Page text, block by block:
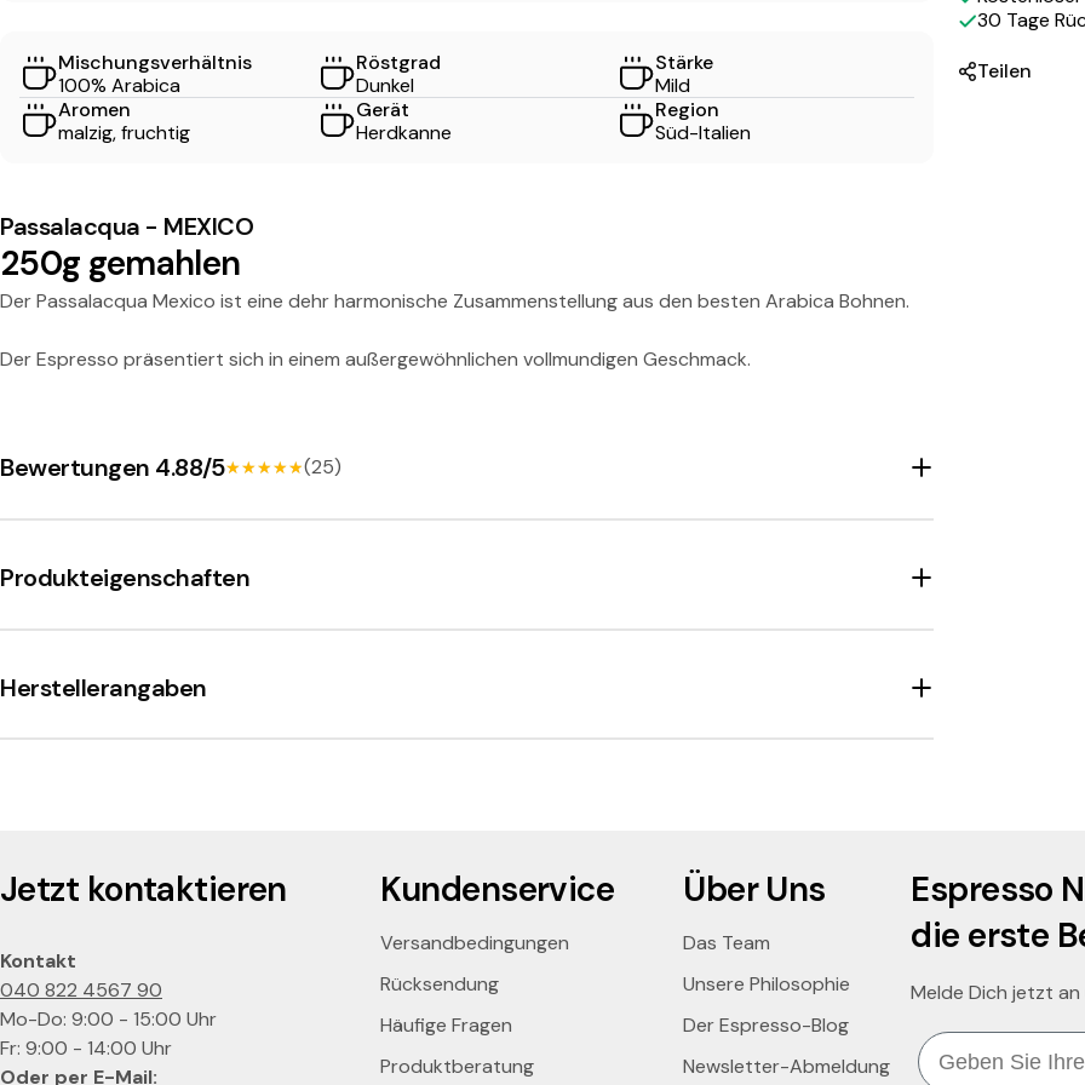
X
O
E
s
r
s
s
o
Mischungsverhältnis
100% Arabica
Röstgrad
Dunkel
Stärke
Mild
Aromen
malzig, fruchtig
Gerät
Herdkanne
Region
Süd-Italien
Passalacqua - MEXICO
250g gemahlen
Der Passalacqua Mexico ist eine dehr harmonische Zusammenstellung aus den besten Arabica Bohnen.
Der Espresso präsentiert sich in einem außergewöhnlichen vollmundigen Geschmack.
Bewertungen 4.88/5★★★★★
★★★★★(25)
Produkteigenschaften
Herstellerangaben
30 Tage
Teilen
Jetzt kontaktieren
Kontakt
040 822 4567 90
Mo-Do: 9:00 - 15:00 Uhr
Fr: 9:00 - 14:00 Uhr
Oder per E-Mail:
Kundenservice
Versandbedingungen
Rücksendung
Häufige Fragen
Produktberatung
Über Uns
Das Team
Unsere Philosophie
Der Espresso-Blog
Newsletter-Abmeldung
Espresso
die erste
Melde Dich jetzt
Email